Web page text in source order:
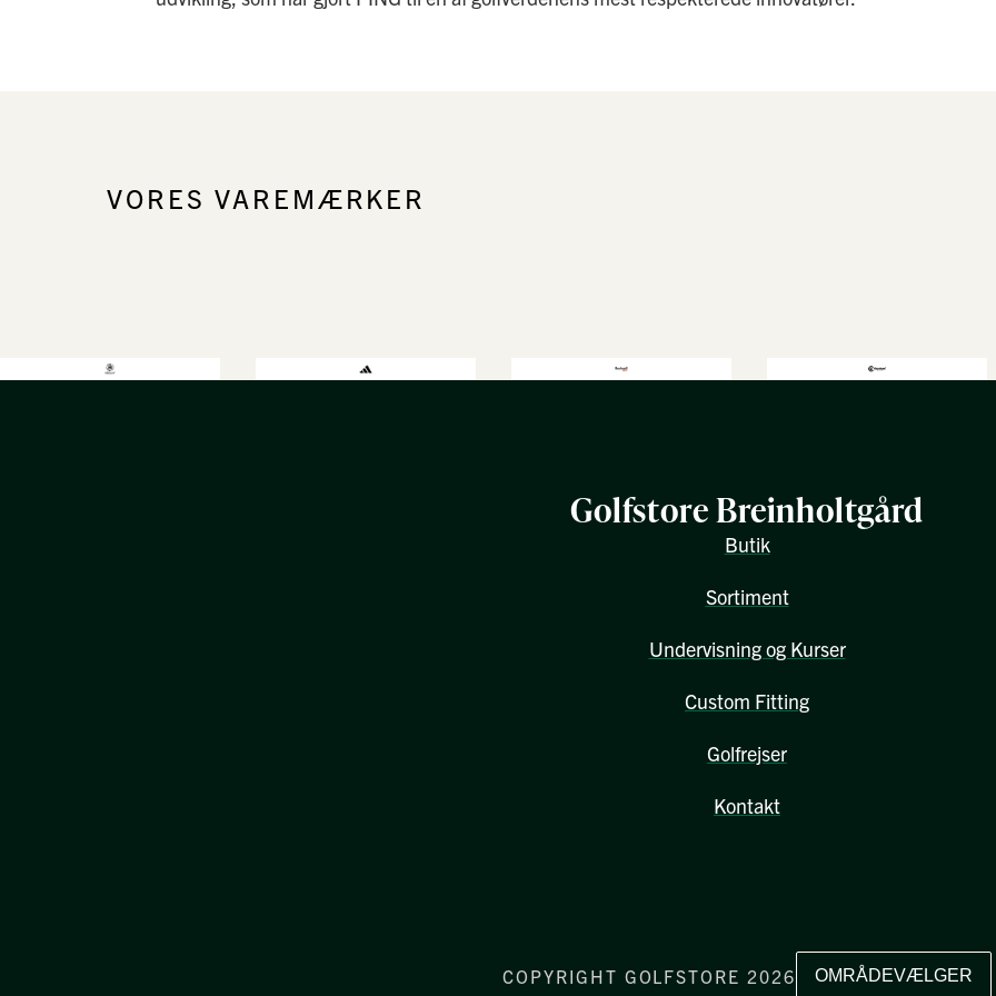
VORES VAREMÆRKER
Golfstore Breinholtgård
Butik
Sortiment
Undervisning og Kurser
Custom Fitting
Golfrejser
Kontakt
COPYRIGHT GOLFSTORE 2026 OMRÅDEVÆLGER